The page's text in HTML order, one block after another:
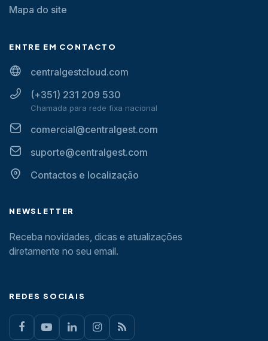
Mapa do site
ENTRE EM CONTACTO
centralgestcloud.com
(+351) 231 209 530
Chamada para rede fixa nacional
comercial@centralgest.com
suporte@centralgest.com
Contactos e localização
NEWSLETTER
Receba novidades, dicas e atualizações
diretamente no seu email.
REDES SOCIAIS